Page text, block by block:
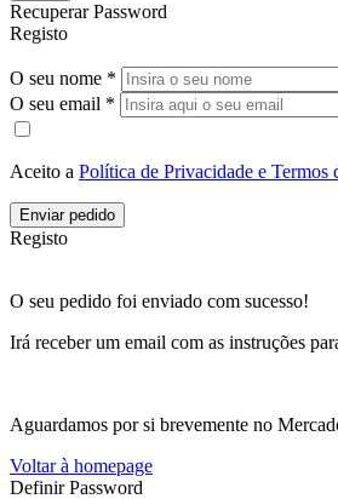
Recuperar Password
Registo
O seu nome *
O seu email *
Aceito a Política de Privacidade e Termos
Enviar pedido
Registo
O seu pedido foi enviado com sucesso!
Irá receber um email com as instruções
Aguardamos por si brevemente no
Voltar à homepage
Definir Password